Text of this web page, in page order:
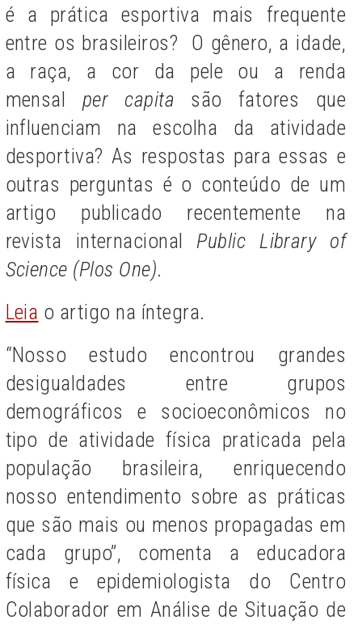
é a prática esportiva mais frequente
entre os brasileiros? O gênero, a idade,
a raça, a cor da pele ou a renda
mensal per capita são fatores que
influenciam na escolha da atividade
desportiva? As respostas para essas e
outras perguntas é o conteúdo de um
artigo publicado recentemente na
revista internacionalPublic Library of
Science (Plos One).
Leia o artigo na íntegra.
“Nosso estudo encontrou grandes
desigualdades entre grupos
demográficos e socioeconômicos no
tipo de atividade física praticada pela
população brasileira, enriquecendo
nosso entendimento sobre as práticas
que são mais ou menos propagadas em
cada grupo”, comenta a educadora
física e epidemiologista do Centro
Colaborador em Análise de Situação de